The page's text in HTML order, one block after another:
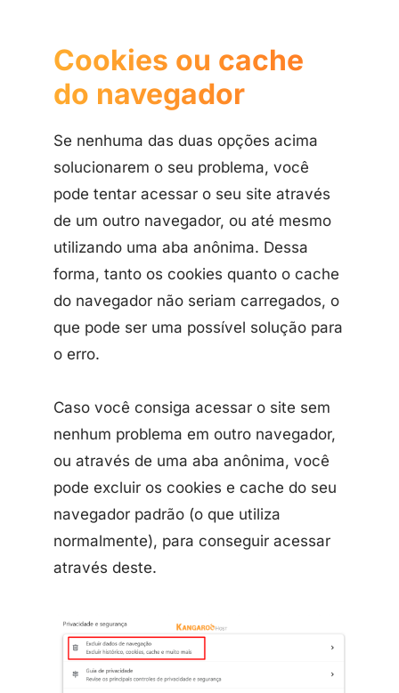
Cookies ou cache
do navegador
Se nenhuma das duas opções acima
solucionarem o seu problema, você
pode tentar acessar o seu site através
de um outro navegador, ou até mesmo
utilizando uma aba anônima. Dessa
forma, tanto os cookies quanto o cache
do navegador não seriam carregados, o
que pode ser uma possível solução para
o erro.
Caso você consiga acessar o site sem
nenhum problema em outro navegador,
ou através de uma aba anônima, você
pode excluir os cookies e cache do seu
navegador padrão (o que utiliza
normalmente), para conseguir acessar
através deste.